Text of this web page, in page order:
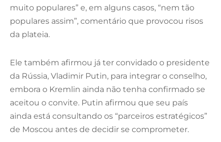
muito populares” e, em alguns casos, “nem tão
populares assim”, comentário que provocou risos
da plateia.
Ele também afirmou já ter convidado o presidente
da Rússia, Vladimir Putin, para integrar o conselho,
embora o Kremlin ainda não tenha confirmado se
aceitou o convite. Putin afirmou que seu país
ainda está consultando os “parceiros estratégicos”
de Moscou antes de decidir se comprometer.